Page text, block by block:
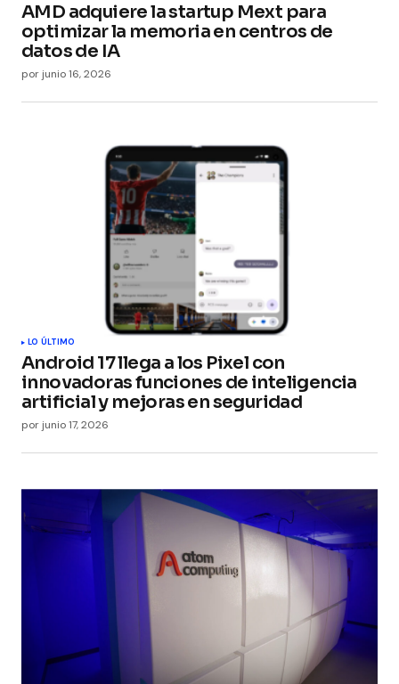
AMD adquiere la startup Mext para
optimizar la memoria en centros de
datos de IA
por junio 16, 2026
LO ÚLTIMO
Android 17 llega a los Pixel con
innovadoras funciones de inteligencia
artificial y mejoras en seguridad
por junio 17, 2026